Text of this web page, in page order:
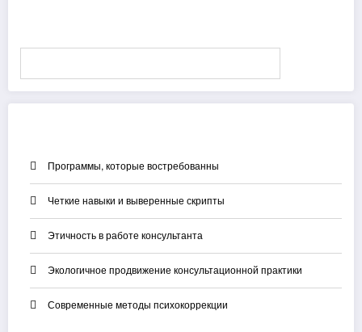
Программы, которые востребованны
Четкие навыки и выверенные скрипты
Этичность в работе консультанта
Экологичное продвижение консультационной практики
Современные методы психокоррекции